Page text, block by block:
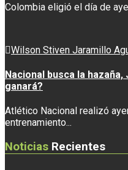
Colombia eligió el día de
Wilson Stiven Jaramillo
Nacional busca la
ganará?
Atlético Nacional realizó
entrenamiento...
Noticias Recientes